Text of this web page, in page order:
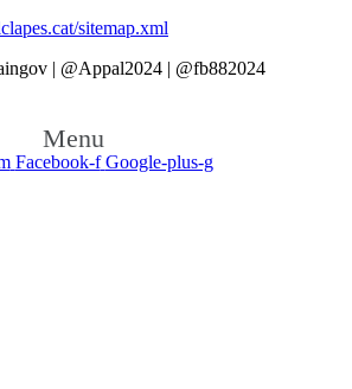
sitemap.xml
| @Appal2024 | @fb882024
Menu
Facebook-f Google-plus-g